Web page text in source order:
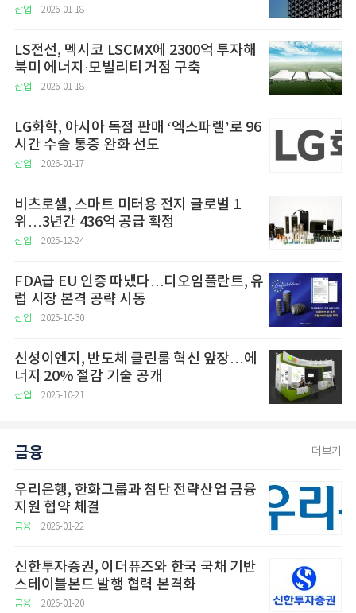
산업 2026-01-18
LS전선, 멕시코 LSCMX에 2300억 투자해
북미 에너지·모빌리티 거점 구축
산업 2026-01-18
LG화학, 아시아 독점 판매 ‘엑스파렐’로 96
시간 수술 통증 완화 선도
산업 2026-01-17
비츠로셀, 스마트 미터용 전지 글로벌 1
위…3년간 436억 공급 확정
산업 2025-12-24
FDA급 EU 인증 따냈다…디오임플란트, 유
럽 시장 본격 공략 시동
산업 2025-10-30
신성이엔지, 반도체 클린룸 혁신 앞장…에
너지 20% 절감 기술 공개
산업 2025-10-21
금융 더보기
우리은행, 한화그룹과 첨단 전략산업 금융
지원 협약 체결
금융 2026-01-22
신한투자증권, 이더퓨즈와 한국 국채 기반
스테이블본드 발행 협력 본격화
금융 2026-01-20